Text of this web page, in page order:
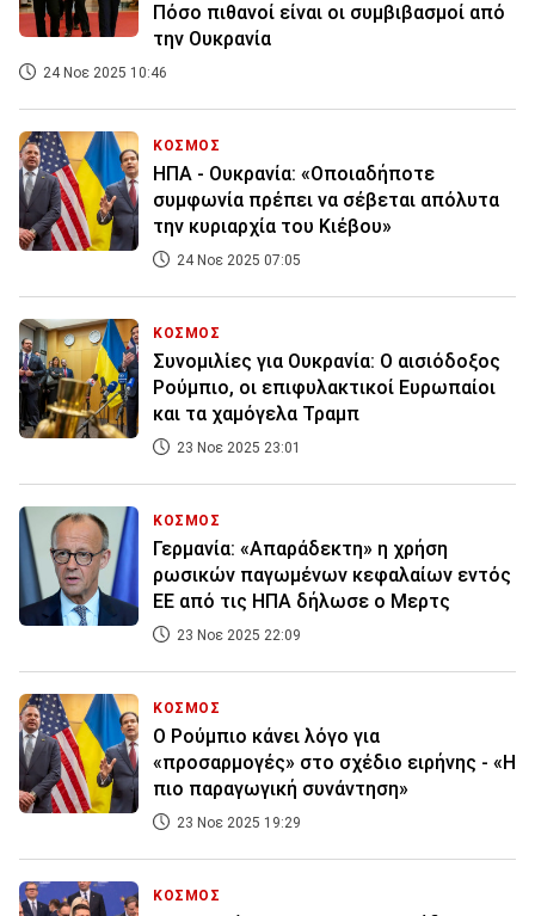
Πόσο πιθανοί είναι οι συμβιβασμοί από
την Ουκρανία
24 Νοε 2025 10:46
ΚΟΣΜΟΣ
ΗΠΑ - Ουκρανία: «Οποιαδήποτε
συμφωνία πρέπει να σέβεται απόλυτα
την κυριαρχία του Κιέβου»
24 Νοε 2025 07:05
ΚΟΣΜΟΣ
Συνομιλίες για Ουκρανία: Ο αισιόδοξος
Ρούμπιο, οι επιφυλακτικοί Ευρωπαίοι
και τα χαμόγελα Τραμπ
23 Νοε 2025 23:01
ΚΟΣΜΟΣ
Γερμανία: «Απαράδεκτη» η χρήση
ρωσικών παγωμένων κεφαλαίων εντός
ΕΕ από τις ΗΠΑ δήλωσε ο Μερτς
23 Νοε 2025 22:09
ΚΟΣΜΟΣ
Ο Ρούμπιο κάνει λόγο για
«προσαρμογές» στο σχέδιο ειρήνης - «Η
πιο παραγωγική συνάντηση»
23 Νοε 2025 19:29
ΚΟΣΜΟΣ